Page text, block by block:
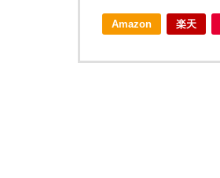
Amazon 楽天